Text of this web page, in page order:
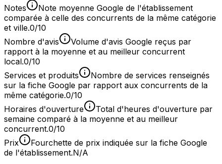
Notes
Note moyenne Google de l'établissement
comparée à celle des concurrents de la même catégorie
et ville.0/10
Nombre d'avis
Volume d'avis Google reçus par
rapport à la moyenne et au meilleur concurrent
local.0/10
Services et produits
Nombre de services renseignés
sur la fiche Google par rapport aux concurrents de la
même catégorie.0/10
Horaires d'ouverture
Total d'heures d'ouverture par
semaine comparé à la moyenne et au meilleur
concurrent.0/10
Prix
Fourchette de prix indiquée sur la fiche Google
de l'établissement.N/A